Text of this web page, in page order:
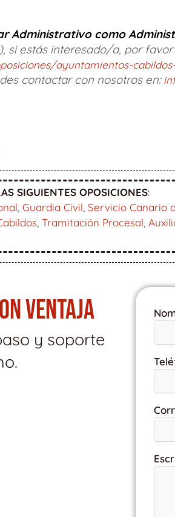
Administrativo como
si estás interesado/a, por
ayuntamientos-
contactar con nosotros en:
SIGUIENTES OPOSICIONES:
Guardia Civil Servicio Canario
Tramitación Procesal
VENTAJA
y soporte